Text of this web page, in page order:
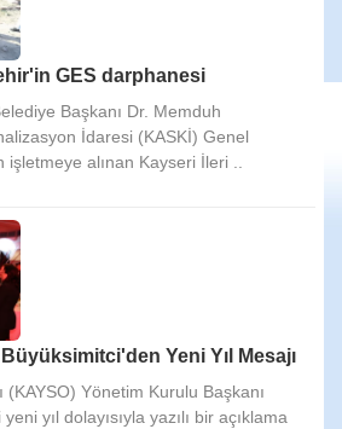
GES darphanesi
Başkanı Dr. Memduh
İdaresi (KASKİ) Genel
alınan Kayseri İleri ..
Yeni Yıl Mesajı
(KAYSO) Yönetim Kurulu Başkanı
yıl dolayısıyla yazılı bir açıklama